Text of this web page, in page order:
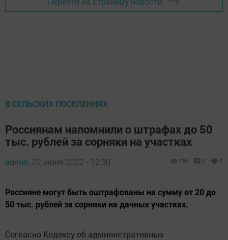
В СЕЛЬСКИХ ПОСЕЛЕНИЯХ
Россиянам напомнили о штрафах до 50
тыс. рублей за сорняки на участках
admin, 22 июня 2022 - 12:30 756 0 0
Россияне могут быть оштрафованы на сумму от 20 до
50 тыс. рублей за сорняки на дачных участках.
Согласно Кодексу об административных